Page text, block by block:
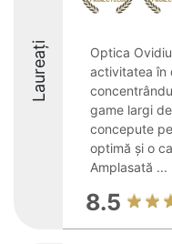
Laureați
Optica
activitatea în
game largi
concepute
optimă și o
Amplasată ...
8.5